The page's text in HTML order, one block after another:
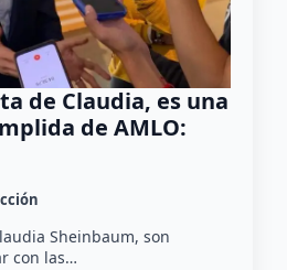
de Claudia, es una
de AMLO:
Sheinbaum, son
con las…